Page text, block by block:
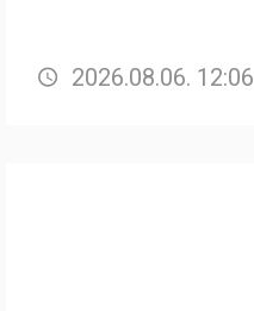
2026.08.06. 12:06